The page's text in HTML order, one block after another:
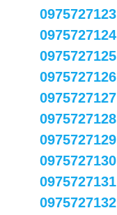
0975727123
0975727124
0975727125
0975727126
0975727127
0975727128
0975727129
0975727130
0975727131
0975727132